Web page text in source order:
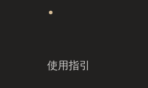
使用指引